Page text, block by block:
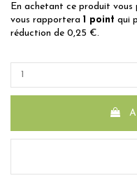
En achetant ce produit vous
vous rapportera 1 point qui
réduction de 0,25 €.